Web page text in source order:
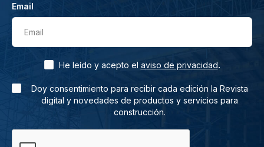
Email
Email
He leído y acepto el aviso de privacidad.
Doy consentimiento para recibir cada edición la Revista
digital y novedades de productos y servicios para
construcción.